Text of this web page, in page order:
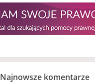
Najnowsze komentarze